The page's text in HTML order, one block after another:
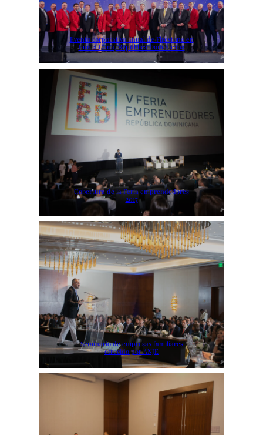
Evento corporativo anual de Firestone en
Punta Cana, República Dominicana
Cobertura de la Feria emprendedores
2017
Seminario de empresas familiares
ofrecido por ANJE